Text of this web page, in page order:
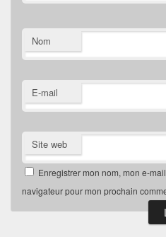
Nom
E-mail
Site web
Enregistrer mon nom, mon e-
navigateur pour mon prochain